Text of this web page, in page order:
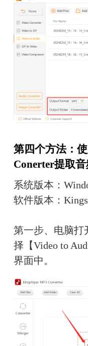
第四个方法：
Conerter提取
系统版本：
软件版本：
第一步、电脑打
择【Video to
界面中。